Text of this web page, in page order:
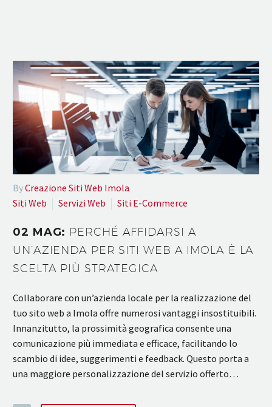
ByCreazione Siti Web Imola
Siti Web
Servizi Web Siti E-Commerce
02 MAG: PERCHÉ AFFIDARSI A
UN’AZIENDA PER SITI WEB A IMOLA È LA
SCELTA PIÙ STRATEGICA
Collaborare con un’azienda locale per la realizzazione del
tuo sito web a Imola offre numerosi vantaggi insostituibili.
Innanzitutto, la prossimità geografica consente una
comunicazione più immediata e efficace, facilitando lo
scambio di idee, suggerimenti e feedback. Questo porta a
una maggiore personalizzazione del servizio offerto…